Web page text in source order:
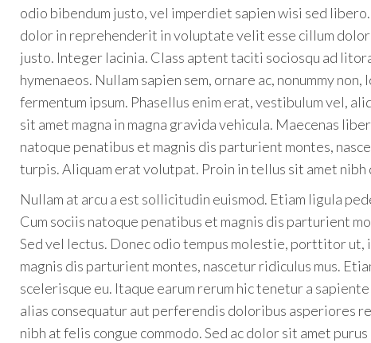
odio bibendum justo, vel imperdiet sapien wisi sed
dolor in reprehenderit in voluptate velit esse cillum
justo. Integer lacinia. Class aptent taciti sociosqu ad
hymenaeos. Nullam sapien sem, ornare ac, nonummy
fermentum ipsum. Phasellus enim erat, vestibulum vel,
sit amet magna in magna gravida vehicula. Maecenas
natoque penatibus et magnis dis parturient montes,
turpis. Aliquam erat volutpat. Proin in tellus sit amet
Nullam at arcu a est sollicitudin euismod. Etiam ligula
Cum sociis natoque penatibus et magnis dis parturient
Sed vel lectus. Donec odio tempus molestie, porttitor ut,
magnis dis parturient montes, nascetur ridiculus mus.
scelerisque eu. Itaque earum rerum hic tenetur a
alias consequatur aut perferendis doloribus asperiores
nibh at felis congue commodo. Sed ac dolor sit amet